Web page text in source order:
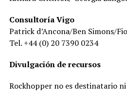
Consultoría Vigo
Patrick d’Ancona/Ben Simons/
Tel. +44 (0) 20 7390 0234
Divulgación de recursos
Rockhopper no es destinatario